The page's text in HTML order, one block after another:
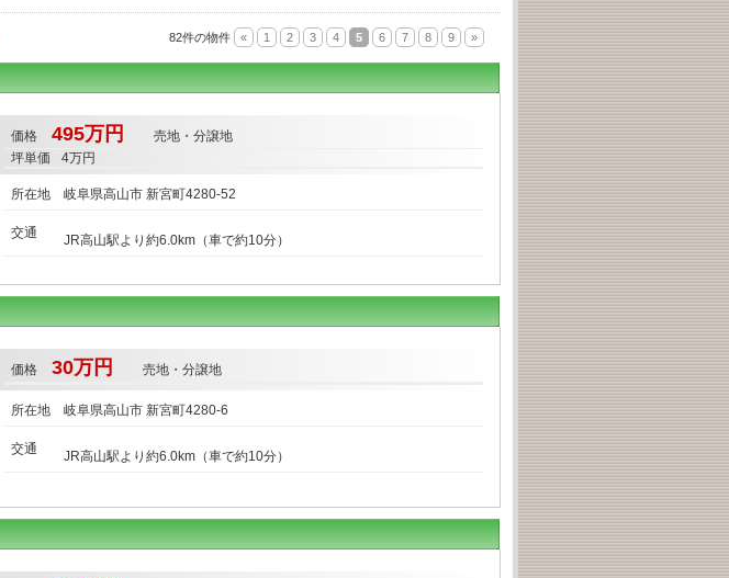
82件の物件 « 1 2 3 4 5 6 7 8 9 »
価格 495万円
売地・分譲地
坪単価
4万円
所在地 岐阜県高山市 新宮町4280-52
交通 JR高山駅より約6.0km（車で約10分）
価格 30万円 売地・分譲地
所在地 岐阜県高山市 新宮町4280-6
交通 JR高山駅より約6.0km（車で約10分）